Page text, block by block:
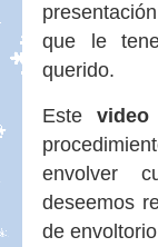
que le
querido.
Estevideo
envolver
deseemos
de